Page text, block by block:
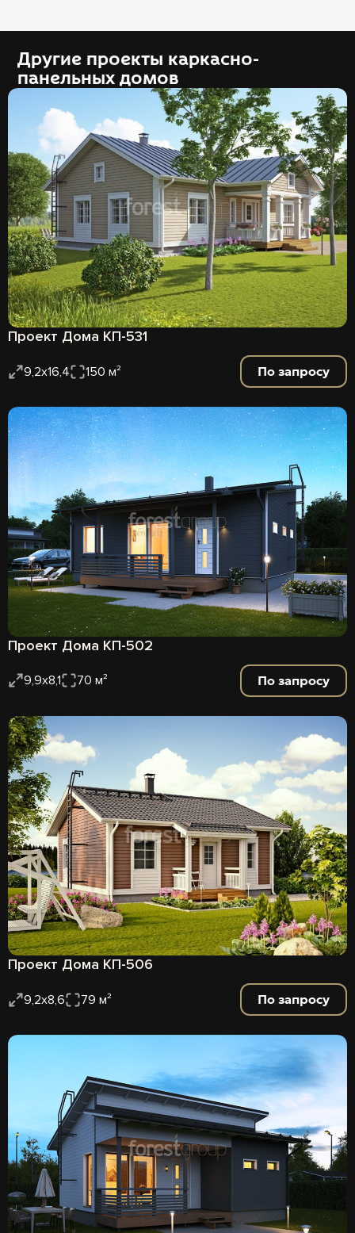
Другие проекты каркасно-
панельных домов
Проект Дома КП-531
9,2х16,4 150 м² По запросу
Проект Дома КП-502
9,9х8,1 70 м² По запросу
Проект Дома КП-506
9,2х8,6 79 м² По запросу